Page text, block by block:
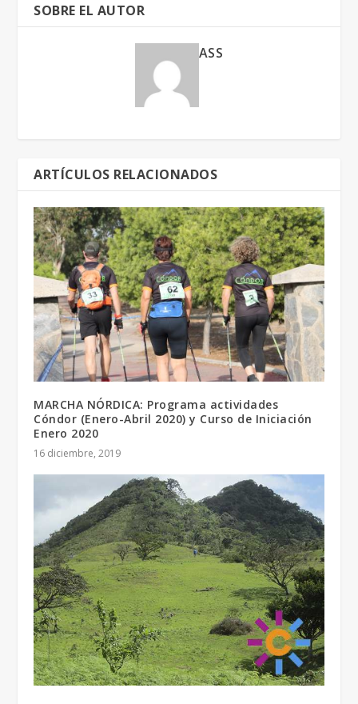
SOBRE EL AUTOR
ASS
ARTÍCULOS RELACIONADOS
MARCHA NÓRDICA: Programa actividades
Cóndor (Enero-Abril 2020) y Curso de Iniciación
Enero 2020
16 diciembre, 2019